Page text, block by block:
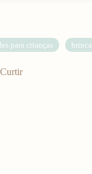
para crianças
Curtir